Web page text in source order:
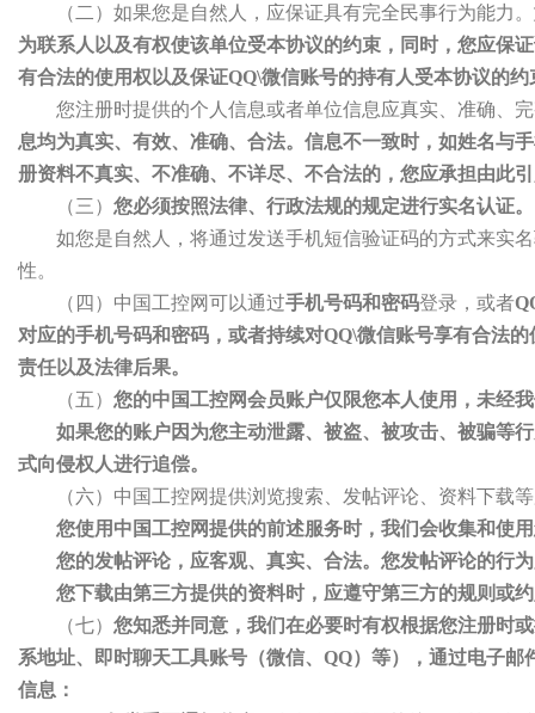
（二）如果您是自然人，应保证具有完全民事行为能力。
为联系人以及有权使该单位受本协议的约束，同时，您应保
有合法的使用权以及保证QQ\微信账号的持有人受本协议的约
您注册时提供的个人信息或者单位信息应真实、准确、
息均为真实、有效、准确、合法。信息不一致时，如姓名与
册资料不真实、不准确、不详尽、不合法的，您应承担由此
（三） 您必须按照法律、行政法规的规定进行实名认证。
如您是自然人，将通过发送手机短信验证码的方式来实
性。
（四）中国工控网可以通过手机号码和密码登录，或者
对应的手机号码和密码，或者持续对QQ\微信账号享有合法
责任以及法律后果。
（五） 您的中国工控网会员账户仅限您本人使用，未经
如果您的账户因为您主动泄露、被盗、被攻击、被骗等
式向侵权人进行追偿。
（六）中国工控网提供浏览搜索、发帖评论、资料下载
您使用中国工控网提供的前述服务时，我们会收集和使
您的发帖评论，应客观、真实、合法。您发帖评论的行
您下载由第三方提供的资料时，应遵守第三方的规则或
（七） 您知悉并同意，我们在必要时有权根据您注册时
系地址、即时聊天工具账号（微信、QQ）等），通过电子
信息：